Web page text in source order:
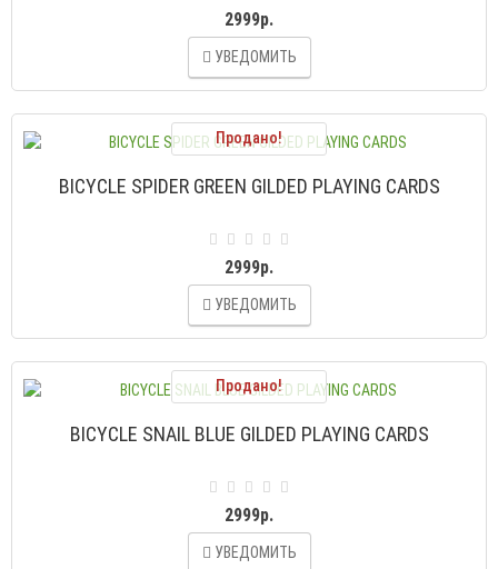
2999р.
УВЕДОМИТЬ
Продано!
BICYCLE SPIDER GREEN GILDED PLAYING CARDS
2999р.
УВЕДОМИТЬ
Продано!
BICYCLE SNAIL BLUE GILDED PLAYING CARDS
2999р.
УВЕДОМИТЬ